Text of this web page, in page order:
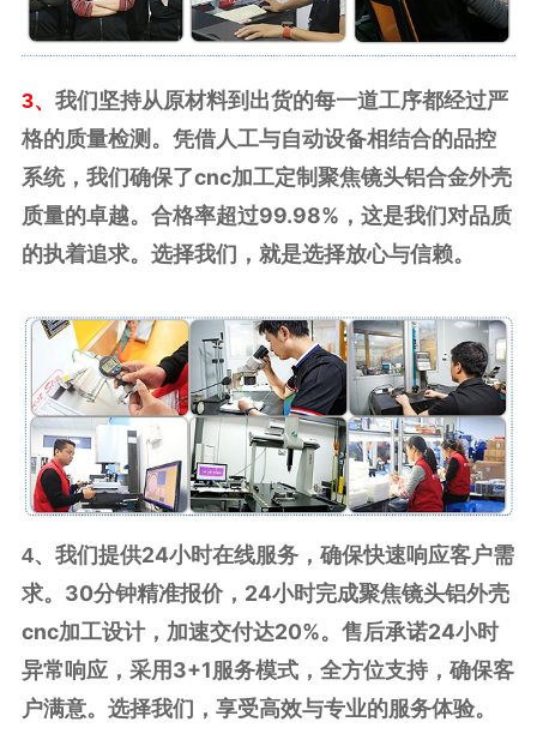
3、 我们坚持从原材料到出货的每一道工序都经过严
格的质量检测。凭借人工与自动设备相结合的品控
系统，我们确保了cnc加工定制聚焦镜头铝合金外壳
质量的卓越。合格率超过99.98%，这是我们对品质
的执着追求。选择我们，就是选择放心与信赖。
4、 我们提供24小时在线服务，确保快速响应客户需
求。30分钟精准报价，24小时完成聚焦镜头铝外壳
cnc加工设计，加速交付达20%。售后承诺24小时
异常响应，采用3+1服务模式，全方位支持，确保客
户满意。选择我们，享受高效与专业的服务体验。